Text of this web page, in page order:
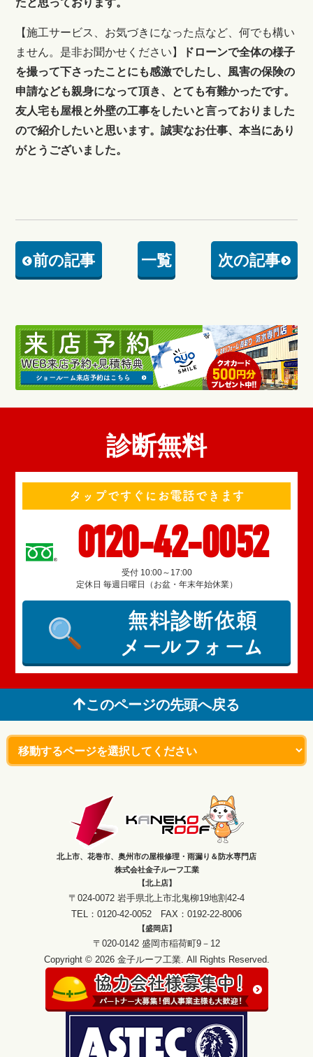
たと思っております。
【施工サービス、お気づきになった点など、何でも構い
ません。是非お聞かせください 】
ドローンで全体の様子
を撮って下さったことにも感激でしたし、風害の保険の
申請なども親身になって頂き、とても有難かったです。
友人宅も屋根と外壁の工事をしたいと言っておりました
ので紹介したいと思います。誠実なお仕事、本当にあり
がとうございました。
前の記事 一覧 次の記事
診断無料
タップですぐにお電話できます
0120-42-0052
受付 10:00～17:00
定休日 毎週日曜日（お盆・年末年始休業）
無料診断依頼
メールフォーム
このページの先頭へ戻る
北上市、花巻市、奥州市の屋根修理・雨漏り＆防水専門店
株式会社金子ルーフ工業
【北上店】
〒024-0072 岩手県北上市北鬼柳19地割42-4
TEL：0120-42-0052 FAX：0192-22-8006
【盛岡店】
〒020-0142 盛岡市稲荷町9－12
Copyright © 2026 金子ルーフ工業. All Rights Reserved.